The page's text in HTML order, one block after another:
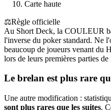
Carte haute
⚖️Règle officielle
Au Short Deck, la COULEUR
l'inverse du poker standard. Ne
beaucoup de joueurs venant du
lors de leurs premières parties
Le brelan est plus rare
Une autre modification :
sont plus rares que les suites.